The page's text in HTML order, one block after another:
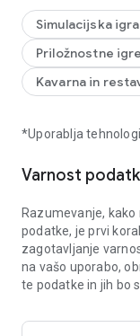
Pripravite svežo
restavracija hitro
vsako naročilo,
in postrezite
naročilo vam
kuhinje. Upravljajte
obvladajte potek in
širi.
👨‍🍳 Nadgradite
Zgradite močnejšo
obrokov, dokončati
Simulacijska igra
Priložnostne igre
Kavarna in
*Uporablja
Varnost
Razumevanje,
podatke, je prvi
zagotavljanje
na vašo uporabo,
te podatke in jih bo